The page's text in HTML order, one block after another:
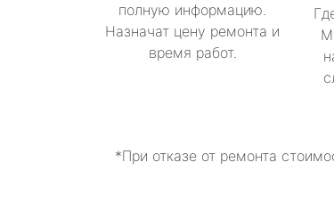
полную информацию.
Назначат цену ремонта и
время работ.
*При отказе от ремонта